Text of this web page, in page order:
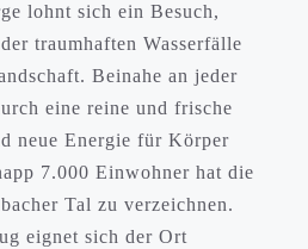
lohnt sich ein Besuch,
traumhaften Wasserfälle
Beinahe an jeder
eine reine und frische
neue Energie für Körper
7.000 Einwohner hat die
Tal zu verzeichnen.
eignet sich der Ort